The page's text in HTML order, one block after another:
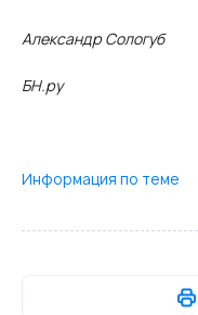
Александр Сологуб
БН.ру
Информация по теме